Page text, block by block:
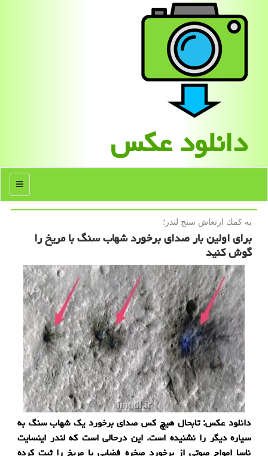
دانلود عكس
منو
به كمك ارتعاش سنج لندر؛
برای اولین بار صدای برخورد شهاب سنگ با مریخ را
گوش کنید
دانلود عکس: تابحال هیچ کس صدای برخورد یک شهاب سنگ به
سیاره دیگر را نشنیده است. این درحالی است که لندر اینسایت